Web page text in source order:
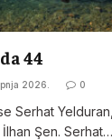
44
2026. 0
Serhat
Şen. Serhat…